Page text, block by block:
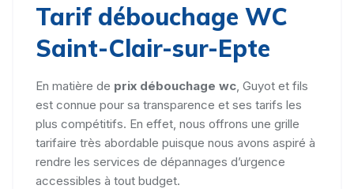
Tarif débouchage WC
Saint-Clair-sur-Epte
En matière de prix débouchage wc , Guyot et fils
est connue pour sa transparence et ses tarifs les
plus compétitifs. En effet, nous offrons une grille
tarifaire très abordable puisque nous avons aspiré à
rendre les services de dépannages d’urgence
accessibles à tout budget.